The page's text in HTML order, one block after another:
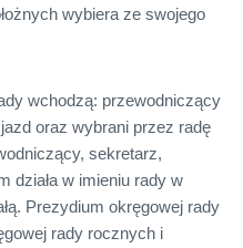
wybiera ze swojego
wchodzą: przewodniczący
oraz wybrani przez radę
sekretarz,
działa w imieniu rady w
Prezydium okręgowej rady
rady rocznych i